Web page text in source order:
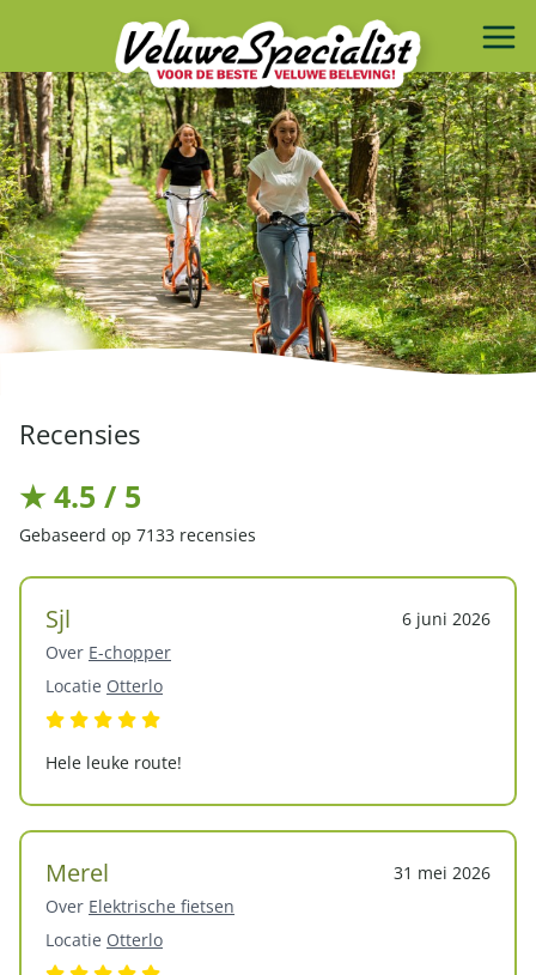
Recensies
★ 4.5 / 5
Gebaseerd op 7133 recensies
Sjl
6 juni 2026
Over E-chopper
Locatie Otterlo
Hele leuke route!
Merel
31 mei 2026
Over Elektrische fietsen
Locatie Otterlo